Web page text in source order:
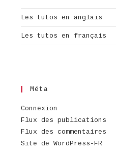
Les tutos en anglais
Les tutos en français
Méta
Connexion
Flux des publications
Flux des commentaires
Site de WordPress-FR